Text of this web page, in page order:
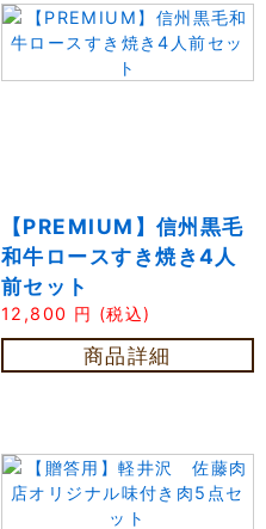
【PREMIUM】信州黒毛
和牛ロースすき焼き4人
前セット
12,800 円 (税込)
商品詳細